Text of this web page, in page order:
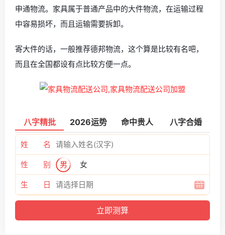
申通物流。家具属于普通产品中的大件物流，在运输过程
中容易损坏，而且运输需要拆卸。
寄大件的话，一般推荐德邦物流，这个算是比较有名吧，
而且在全国都设有点比较方便一点。
八字精批 2026运势 命中贵人 八字合婚
姓 名
性 别 男 女
生 日